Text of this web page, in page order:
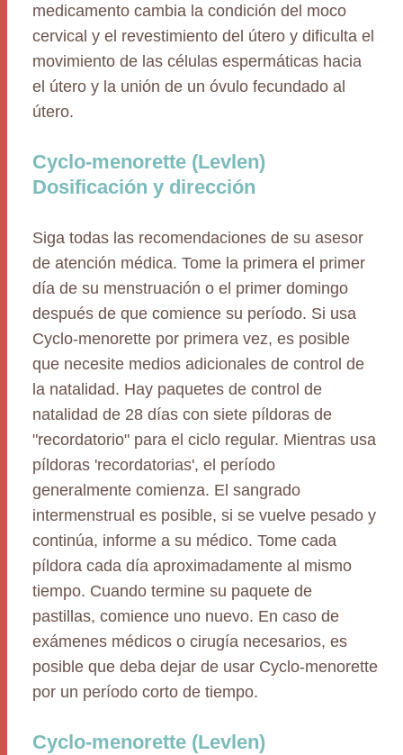
medicamento cambia la condición del moco
cervical y el revestimiento del útero y dificulta el
movimiento de las células espermáticas hacia
el útero y la unión de un óvulo fecundado al
útero.
Cyclo-menorette (Levlen)
Dosificación y dirección
Siga todas las recomendaciones de su asesor
de atención médica. Tome la primera el primer
día de su menstruación o el primer domingo
después de que comience su período. Si usa
Cyclo-menorette por primera vez, es posible
que necesite medios adicionales de control de
la natalidad. Hay paquetes de control de
natalidad de 28 días con siete píldoras de
"recordatorio" para el ciclo regular. Mientras usa
píldoras 'recordatorias', el período
generalmente comienza. El sangrado
intermenstrual es posible, si se vuelve pesado y
continúa, informe a su médico. Tome cada
píldora cada día aproximadamente al mismo
tiempo. Cuando termine su paquete de
pastillas, comience uno nuevo. En caso de
exámenes médicos o cirugía necesarios, es
posible que deba dejar de usar Cyclo-menorette
por un período corto de tiempo.
Cyclo-menorette (Levlen)